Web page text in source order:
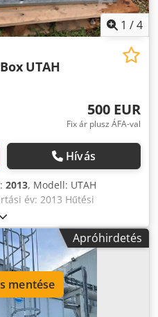
1 /4
UTAH
500 EUR
Fix ár plusz ÁFA-val
Hívás
2013, Modell: UTAH
év: 2013 Hűtési
Méretek: 1305 x 700 x 345
Apróhirdetés
mentése